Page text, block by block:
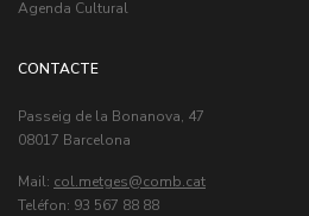
Agenda Cultural
CONTACTE
Passeig de la Bonanova, 47
08017 Barcelona
Mail: col.metges
Teléfon: 93 567 88 88